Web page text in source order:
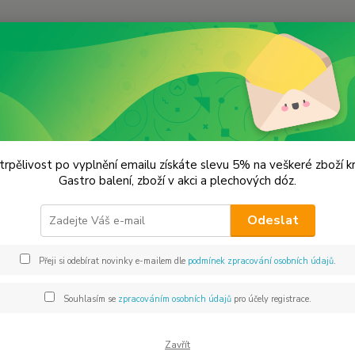
Premium koření Skořice mletá Prémiová kvalita
mletá Prémiová kvalita
po vyplnění emailu získáte slevu 5% na veškeré zboží
Gastro balení, zboží v akci a plechových dóz.
Odeslat
Přeji si odebírat novinky e-mailem dle podmínek zpracování osobních údajů.
Souhlasím se zpracováním osobních údajůpro účely registrace.
Zavřít